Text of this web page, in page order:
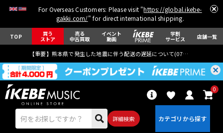
For Overseas Customers: Please visit "https://global.ikebe-
gakki.com/" for direct international shipping.
TOP 買う
ストア
売る
中古買取
イベント
動画
学割
サービス 店舗一覧
【重要】熊本県で発生した地震に伴う配送の遅延について(07月29日
詳細検索
0